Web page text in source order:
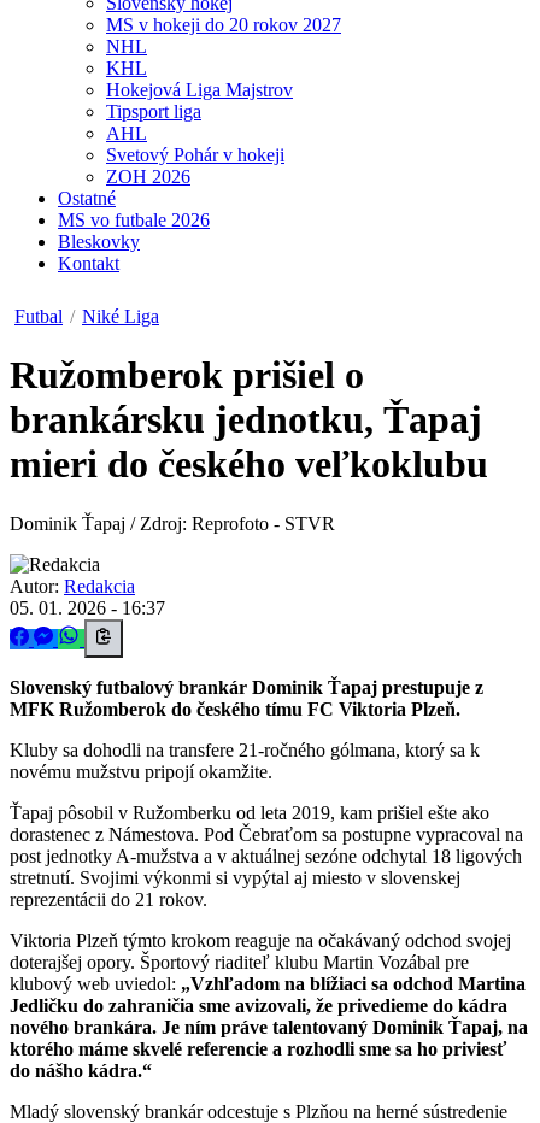
MS v hokeji do 20 rokov 2027
NHL
KHL
Hokejová Liga Majstrov
Tipsport liga
AHL
Svetový Pohár v hokeji
ZOH 2026
Ostatné
MS vo futbale 2026
Bleskovky
Kontakt
Futbal / Niké Liga
Ružomberok prišiel o
brankársku jednotku, Ťapaj
mieri do českého veľkoklubu
Dominik Ťapaj / Zdroj: Reprofoto - STVR
Autor: Redakcia
05. 01. 2026 - 16:37
Slovenský futbalový brankár Dominik Ťapaj prestupuje z
MFK Ružomberok do českého tímu FC Viktoria Plzeň.
Kluby sa dohodli na transfere 21-ročného gólmana, ktorý sa k
novému mužstvu pripojí okamžite.
Ťapaj pôsobil v Ružomberku od leta 2019, kam prišiel ešte ako
dorastenec z Námestova. Pod Čebraťom sa postupne vypracoval na
post jednotky A-mužstva a v aktuálnej sezóne odchytal 18 ligových
stretnutí. Svojimi výkonmi si vypýtal aj miesto v slovenskej
reprezentácii do 21 rokov.
Viktoria Plzeň týmto krokom reaguje na očakávaný odchod svojej
doterajšej opory. Športový riaditeľ klubu Martin Vozábal pre
klubový web uviedol: „Vzhľadom na blížiaci sa odchod Martina
Jedličku do zahraničia sme avizovali, že privedieme do kádra
nového brankára. Je ním práve talentovaný Dominik Ťapaj, na
ktorého máme skvelé referencie a rozhodli sme sa ho priviesť
do nášho kádra.“
Mladý slovenský brankár odcestuje s Plzňou na herné sústredenie